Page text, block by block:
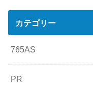
カテゴリー
765AS
PR